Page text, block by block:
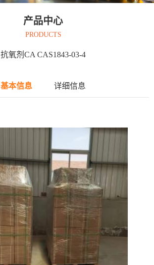
产品中心
PRODUCTS
抗氧剂CA CAS1843-03-4
基本信息 详细信息